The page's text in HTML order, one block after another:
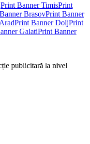
Print BannerTimisPrint
BrasovPrint Banner
AradPrint BannerDoljPrint
GalatiPrint Banner
publicitară la nivel